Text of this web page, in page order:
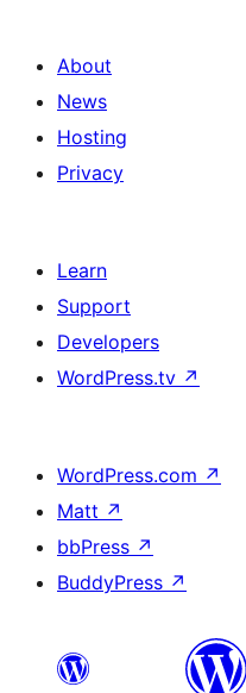
About
News
Hosting
Privacy
Learn
Support
Developers
WordPress.tv ↗
WordPress.com ↗
Matt ↗
bbPress ↗
BuddyPress ↗